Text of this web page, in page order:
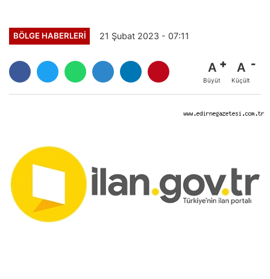
BÖLGE HABERLERİ 21 Şubat 2023 - 07:11
A
Büyüt
A
Küçült